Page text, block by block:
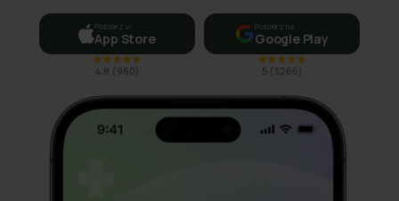
Pobierz w
App Store
4,8 ( 960)
Pobierz na
Google Play
5 (3266)